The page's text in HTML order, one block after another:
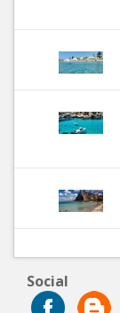
Social